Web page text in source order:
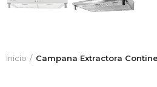
Inicio Campana Extractora